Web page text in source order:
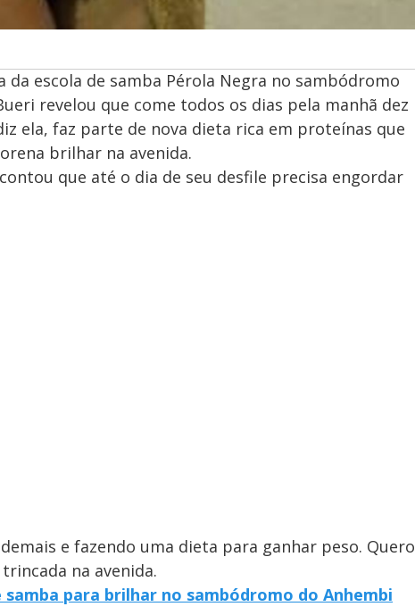
escola de samba Pérola Negra no sambódromo
revelou que come todos os dias pela manhã dez
ela, faz parte de nova dieta rica em proteínas que
brilhar na avenida.
que até o dia de seu desfile precisa engordar
e fazendo uma dieta para ganhar peso. Quero
na avenida.
para brilhar no sambódromo do Anhembi